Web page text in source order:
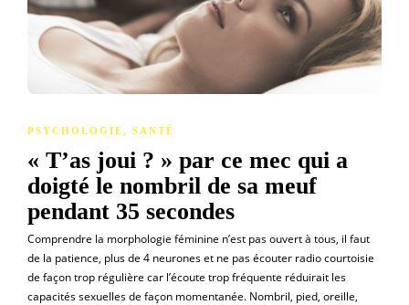
PSYCHOLOGIE, SANTÉ
« T’as joui ? » par ce mec qui a
doigté le nombril de sa meuf
pendant 35 secondes
Comprendre la morphologie féminine n’est pas ouvert à tous, il faut
de la patience, plus de 4 neurones et ne pas écouter radio courtoisie
de façon trop régulière car l’écoute trop fréquente réduirait les
capacités sexuelles de façon momentanée. Nombril, pied, oreille,